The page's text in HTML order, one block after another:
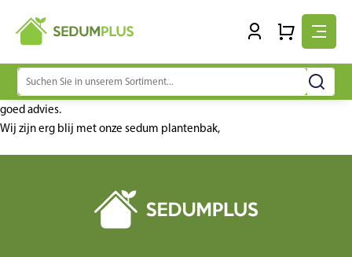
Suchen
nach:
goed advies.
Wij zijn erg blij met onze sedum plantenbak,